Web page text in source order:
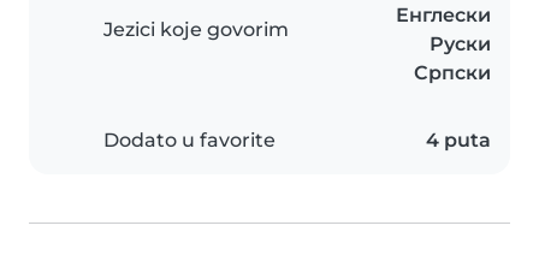
Jezici koje govorim
Енглески
Руски
Српски
Dodato u favorite 4 puta